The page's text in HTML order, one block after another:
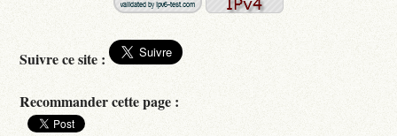
Suivre ce site :
Recommander cette page :